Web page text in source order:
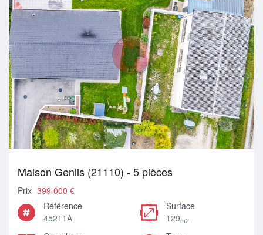
Maison Genlis (21110) - 5 pièces
Prix 399 000 €
Référence
45211A
Surface
129m2